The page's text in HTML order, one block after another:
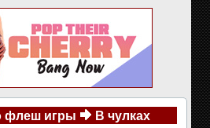
флеш игры В чулках